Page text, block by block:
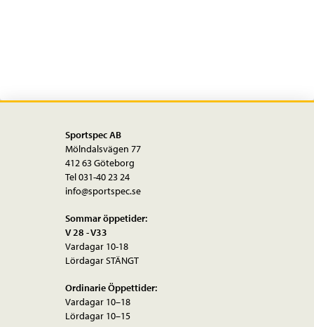
Sportspec AB
Mölndalsvägen 77
412 63 Göteborg
Tel 031-40 23 24
info@sportspec.se
Sommar öppetider:
V 28 - V33
Vardagar 10-18
Lördagar STÄNGT
Ordinarie Öppettider:
Vardagar 10–18
Lördagar 10–15